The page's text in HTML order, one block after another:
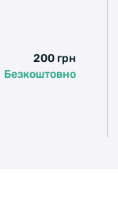
200 грн
Безкоштовно